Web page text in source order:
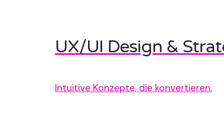
UX/UI Design &
Intuitive Konzepte, die konvertieren.